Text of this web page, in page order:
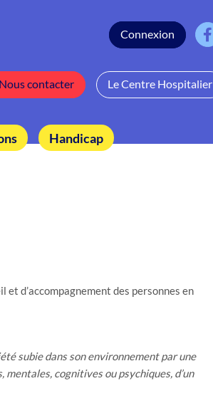
Connexion
Nous contacter Le Centre Hospitalier
Handicap
et d’accompagnement des personnes en
subie dans son environnement par une
cognitives ou psychiques, d’un